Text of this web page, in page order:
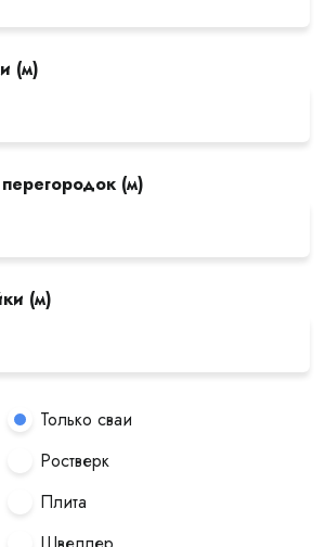
(м)
(м)
(м)
Только сваи
Ростверк
Плита